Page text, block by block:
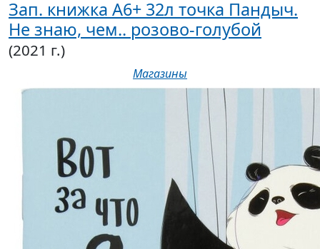
Зап. книжка А6+ 32л точка Пандыч.
Не знаю, чем.. розово-голубой
(2021 г.)
Магазины